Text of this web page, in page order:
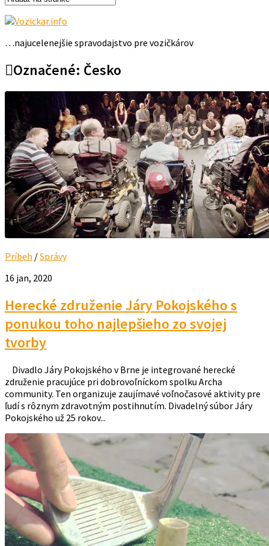
…najucelenejšie spravodajstvo pre vozičkárov
Označené: Česko
Príbeh /Správy
16 jan, 2020
Herecké združenie Járy Pokojského s
ponukou toho najlepšieho zo svojej
tvorby
Divadlo Járy Pokojského v Brne je integrované herecké
združenie pracujúce pri dobrovoľníckom spolku Archa
community. Ten organizuje zaujímavé voľnočasové aktivity pre
ľudí s rôznym zdravotným postihnutím. Divadelný súbor Járy
Pokojského už 25 rokov...